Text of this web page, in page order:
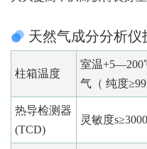
天然气成分分析仪
柱箱温度
室温
气（ 纯度
热导检测器
(TCD)
灵敏度